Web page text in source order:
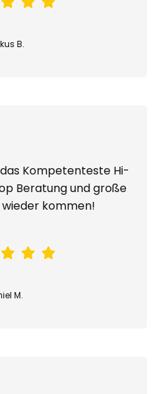
B.
Kompetenteste Hi-
Beratung und große
kommen!
M.